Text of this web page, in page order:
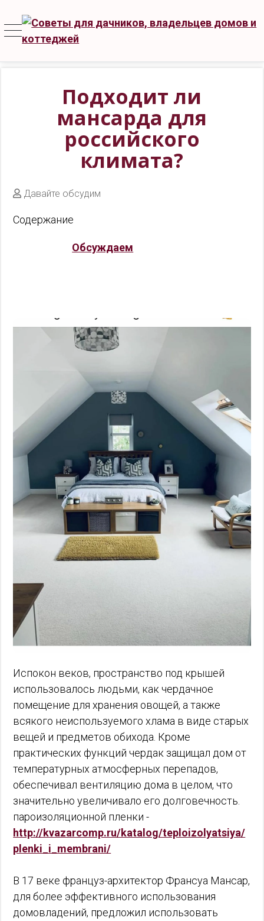
Подходит ли
мансарда для
российского
климата?
Давайте обсудим
Содержание
Обсуждаем
Испокон веков, пространство под крышей
использовалось людьми, как чердачное
помещение для хранения овощей, а также
всякого неиспользуемого хлама в виде старых
вещей и предметов обихода. Кроме
практических функций чердак защищал дом от
температурных атмосферных перепадов,
обеспечивал вентиляцию дома в целом, что
значительно увеличивало его долговечность.
пароизоляционной пленки -
http://kvazarcomp.ru/katalog/teploizolyatsiya/
plenki_i_membrani/
В 17 веке француз-архитектор Франсуа Мансар,
для более эффективного использования
домовладений, предложил использовать